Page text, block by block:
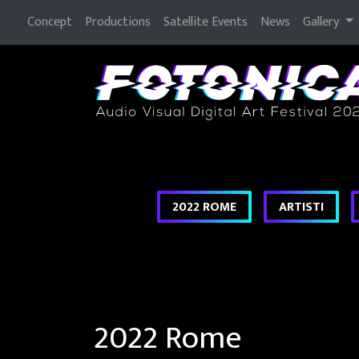
2022 Rome
Concept Productions Satellite Events News Gallery
2022 ROME
ARTISTI
2022 Rome